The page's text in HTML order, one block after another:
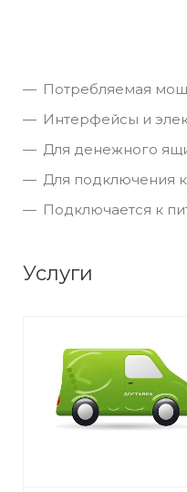
Потребляемая
Интерфейсы и
Для денежного
Для подключения
Подключается к
Услуги